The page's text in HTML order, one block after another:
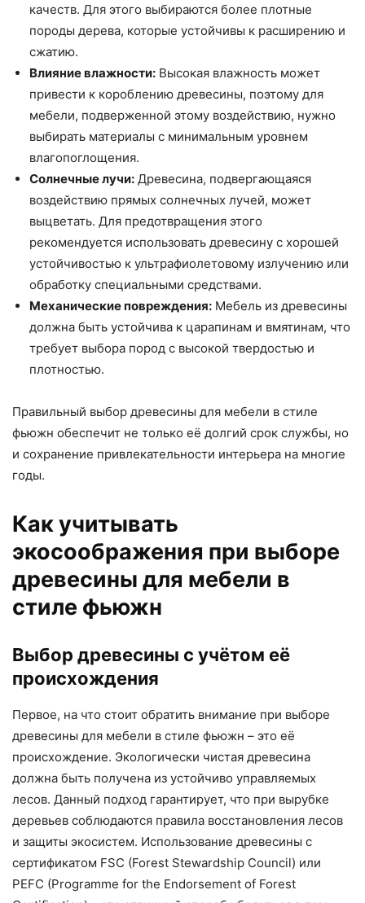
качеств. Для этого выбираются более плотные
породы дерева, которые устойчивы к расширению и
сжатию.
Влияние влажности: Высокая влажность может
привести к короблению древесины, поэтому для
мебели, подверженной этому воздействию, нужно
выбирать материалы с минимальным уровнем
влагопоглощения.
Солнечные лучи: Древесина, подвергающаяся
воздействию прямых солнечных лучей, может
выцветать. Для предотвращения этого
рекомендуется использовать древесину с хорошей
устойчивостью к ультрафиолетовому излучению или
обработку специальными средствами.
Механические повреждения: Мебель из древесины
должна быть устойчива к царапинам и вмятинам, что
требует выбора пород с высокой твердостью и
плотностью.
Правильный выбор древесины для мебели в стиле
фьюжн обеспечит не только её долгий срок службы, но
и сохранение привлекательности интерьера на многие
годы.
Как учитывать
экосоображения при выборе
древесины для мебели в
стиле фьюжн
Выбор древесины с учётом её
происхождения
Первое, на что стоит обратить внимание при выборе
древесины для мебели в стиле фьюжн – это её
происхождение. Экологически чистая древесина
должна быть получена из устойчиво управляемых
лесов. Данный подход гарантирует, что при вырубке
деревьев соблюдаются правила восстановления лесов
и защиты экосистем. Использование древесины с
сертификатом FSC (Forest Stewardship Council) или
PEFC (Programme for the Endorsement of Forest